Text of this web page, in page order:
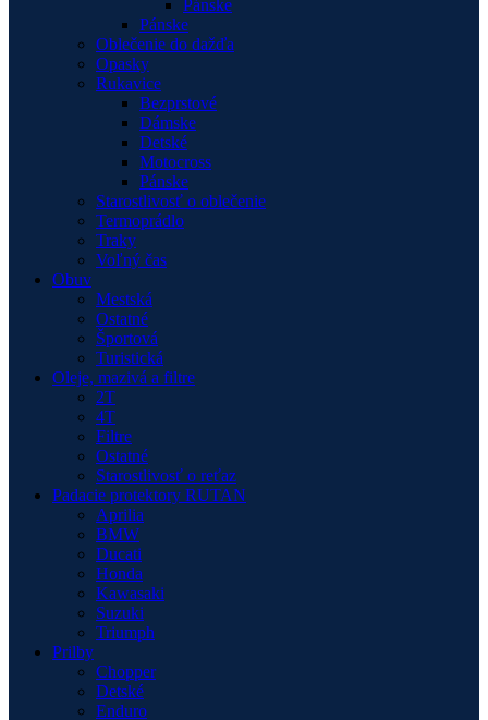
Pánske
Pánske
Oblečenie do dažďa
Opasky
Rukavice
Bezprstové
Dámske
Detské
Motocross
Pánske
Starostlivosť o oblečenie
Termoprádlo
Traky
Voľný čas
Obuv
Mestská
Ostatné
Športová
Turistická
Oleje, mazivá a filtre
2T
4T
Filtre
Ostatné
Starostlivosť o reťaz
Padacie protektory RUTAN
Aprilia
BMW
Ducati
Honda
Kawasaki
Suzuki
Triumph
Prilby
Chopper
Detské
Enduro